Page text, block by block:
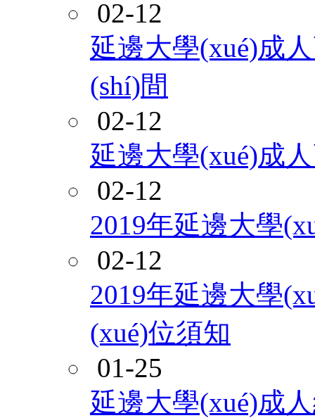
02-12
延邊大學(xué)成
(shí)間
02-12
延邊大學(xué)成
02-12
2019年延邊大學
02-12
2019年延邊大學
(xué)位須知
01-25
延邊大學(xué)成